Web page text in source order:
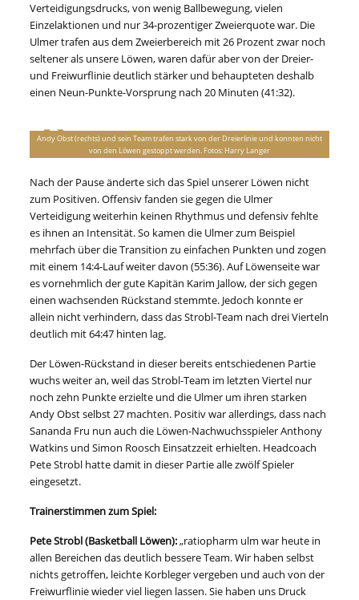
Verteidigungsdrucks, von wenig Ballbewegung, vielen
Einzelaktionen und nur 34-prozentiger Zweierquote war. Die
Ulmer trafen aus dem Zweierbereich mit 26 Prozent zwar noch
seltener als unsere Löwen, waren dafür aber von der Dreier-
und Freiwurflinie deutlich stärker und behaupteten deshalb
einen Neun-Punkte-Vorsprung nach 20 Minuten (41:32).
Andy Obst (rechts) und sein Team trafen stark von der Dreierlinie und konnten nicht
von den Löwen gestoppt werden. Fotos: Harry Langer
Nach der Pause änderte sich das Spiel unserer Löwen nicht
zum Positiven. Offensiv fanden sie gegen die Ulmer
Verteidigung weiterhin keinen Rhythmus und defensiv fehlte
es ihnen an Intensität. So kamen die Ulmer zum Beispiel
mehrfach über die Transition zu einfachen Punkten und zogen
mit einem 14:4-Lauf weiter davon (55:36). Auf Löwenseite war
es vornehmlich der gute Kapitän Karim Jallow, der sich gegen
einen wachsenden Rückstand stemmte. Jedoch konnte er
allein nicht verhindern, dass das Strobl-Team nach drei Vierteln
deutlich mit 64:47 hinten lag.
Der Löwen-Rückstand in dieser bereits entschiedenen Partie
wuchs weiter an, weil das Strobl-Team im letzten Viertel nur
noch zehn Punkte erzielte und die Ulmer um ihren starken
Andy Obst selbst 27 machten. Positiv war allerdings, dass nach
Sananda Fru nun auch die Löwen-Nachwuchsspieler Anthony
Watkins und Simon Roosch Einsatzzeit erhielten. Headcoach
Pete Strobl hatte damit in dieser Partie alle zwölf Spieler
eingesetzt.
Trainerstimmen zum Spiel:
Pete Strobl (Basketball Löwen):„ratiopharm ulm war heute in
allen Bereichen das deutlich bessere Team. Wir haben selbst
nichts getroffen, leichte Korbleger vergeben und auch von der
Freiwurflinie wieder viel liegen lassen. Sie haben uns Druck